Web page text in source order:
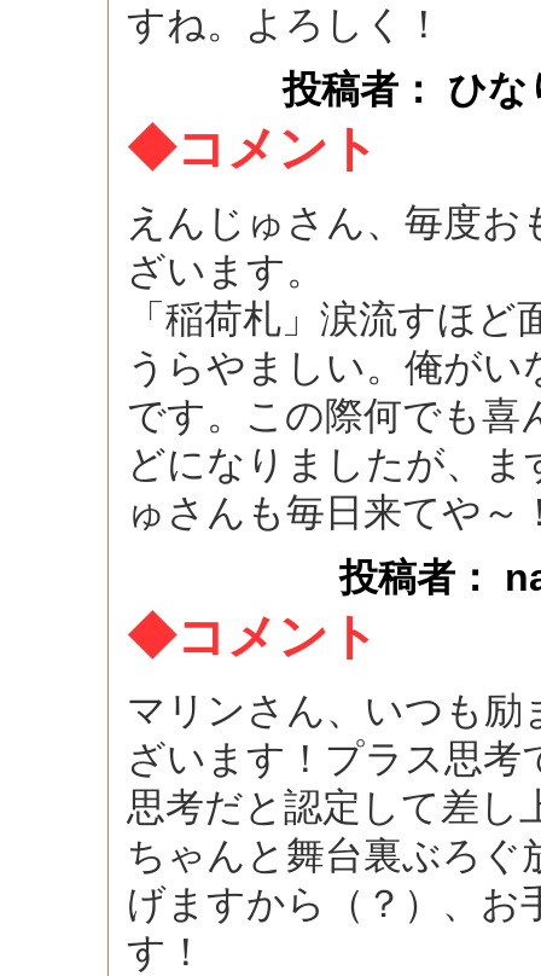
すね。よろしく！
投稿者： ひ
◆コメント
えんじゅさん、毎度
ざいます。
「稲荷札」涙流すほ
うらやましい。俺が
です。この際何でも喜
どになりましたが、
ゅさんも毎日来てや～
投稿者：
◆コメント
マリンさん、いつも
ざいます！プラス思
思考だと認定して差し
ちゃんと舞台裏ぶろぐ
げますから（？）、お
す！